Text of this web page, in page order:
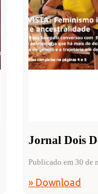
Jornal Dois
Publicado em 30 de
» Download